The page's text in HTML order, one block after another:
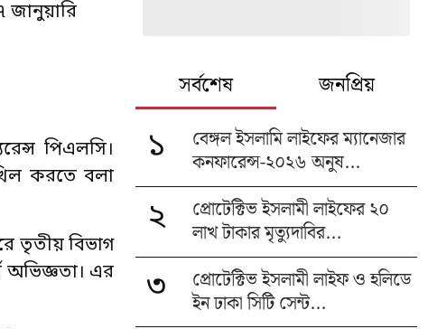
জানুয়ারি
পিএলসি।
করতে বলা
তৃতীয় বিভাগ
অভিজ্ঞতা। এর
সর্বশেষ জনপ্রিয়
১
বেঙ্গল ইসলামি লাইফের ম্যানেজার
কনফারেন্স-২০২৬ অনুষ...
২
প্রোটেক্টিভ ইসলামী লাইফের ২০
লাখ টাকার মৃত্যুদাবির...
৩
প্রোটেক্টিভ ইসলামী লাইফ ও হলিডে
ইন ঢাকা সিটি সেন্ট...